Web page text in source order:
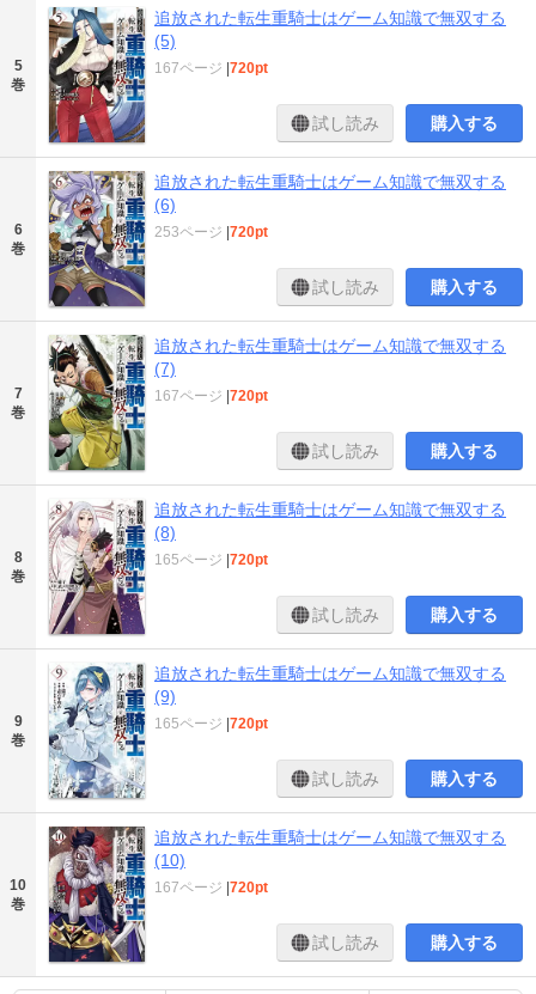
5
巻
追放された転生重騎士はゲーム知識で無双する
(5)
167ページ |720pt
試し読み 購入する
6
巻
追放された転生重騎士はゲーム知識で無双する
(6)
253ページ |720pt
試し読み 購入する
7
巻
追放された転生重騎士はゲーム知識で無双する
(7)
167ページ |720pt
試し読み 購入する
8
巻
追放された転生重騎士はゲーム知識で無双する
(8)
165ページ |720pt
試し読み 購入する
9
巻
追放された転生重騎士はゲーム知識で無双する
(9)
165ページ |720pt
試し読み 購入する
10
巻
追放された転生重騎士はゲーム知識で無双する
(10)
167ページ |720pt
試し読み 購入する